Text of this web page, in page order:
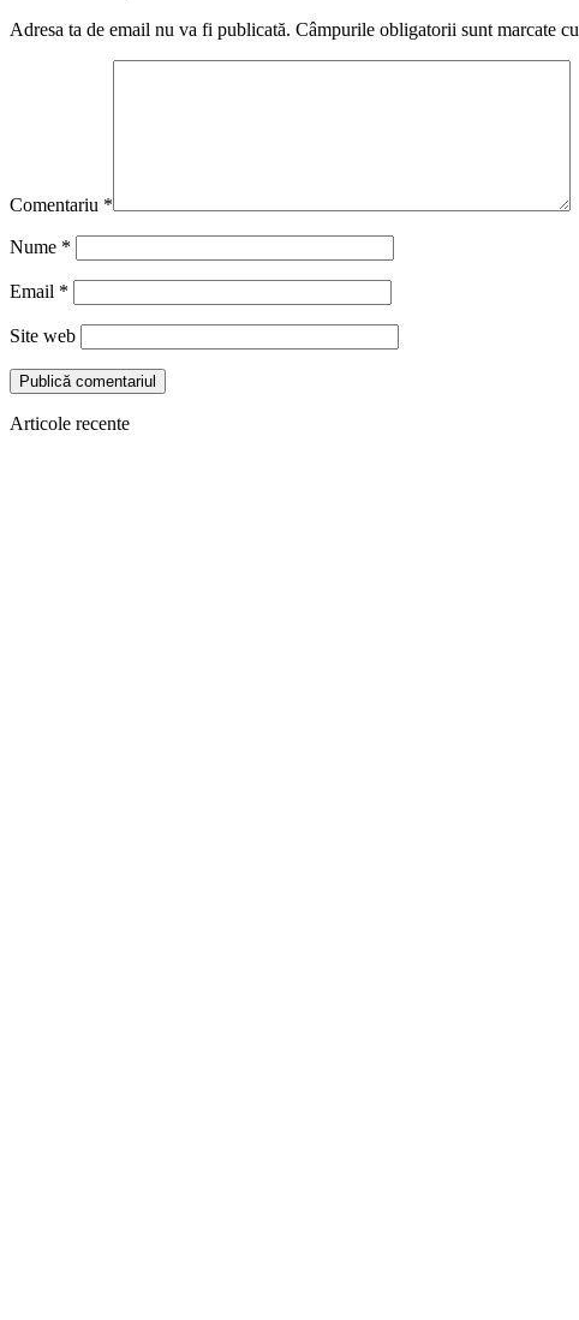
Adresa ta de email nu va fi publicată. Câmpurile obligatorii sunt marcate cu
Comentariu *
Nume *
Email *
Site web
Articole recente